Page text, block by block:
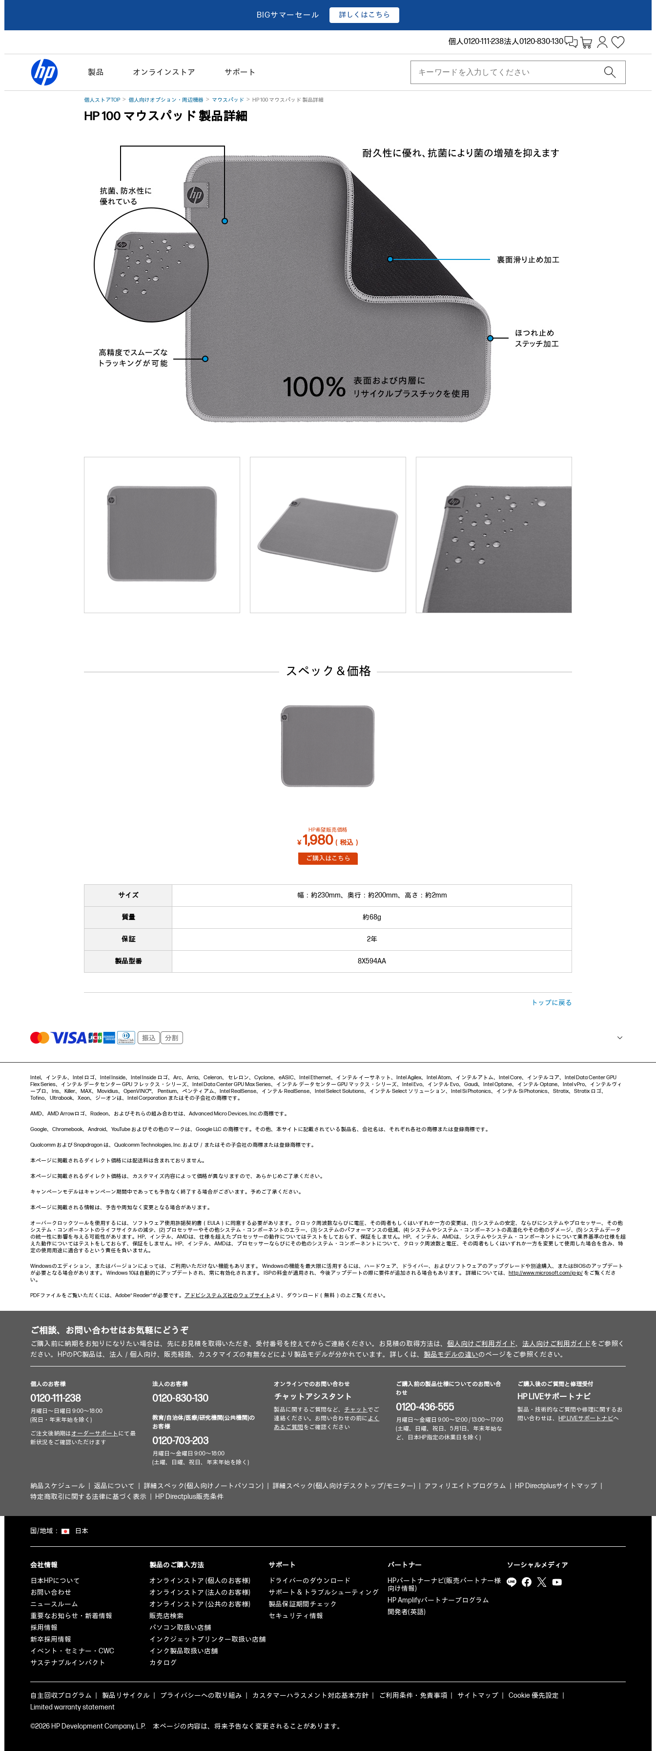
BIGサマーセール 詳しくはこちら
個人0120-111-238法人0120-830-130
製品 オンラインストア サポート
個人ストアTOP 個人向けオプション・周辺機器 マウスパッド HP 100 マウスパッド 製品詳細
HP 100 マウスパッド 製品詳細
スペック＆価格
HP希望販売価格
￥1,980（税込）
ご購入はこちら
サイズ 幅：約230mm、奥行：約200mm、高さ：約2mm
質量 約68g
保証 2年
製品型番 8X594AA
トップに戻る
Intel、インテル、Intel ロゴ、Intel Inside、Intel Inside ロゴ、Arc、Arria、Celeron、セレロン、Cyclone、eASIC、Intel Ethernet、インテル イーサネット、Intel Agilex、Intel Atom、インテルアトム、Intel Core、インテルコア、Intel Data Center GPU
Flex Series、インテル データセンター GPU フレックス・シリーズ、Intel Data Center GPU Max Series、インテル データセンター GPU マックス・シリーズ、Intel Evo、インテル Evo、Gaudi、Intel Optane、インテル Optane、Intel vPro、インテルヴィ
ープロ、Iris、Killer、MAX、Movidius、OpenVINO™、 Pentium、ペンティアム、Intel RealSense、インテル RealSense、Intel Select Solutions、インテル Select ソリューション、Intel Si Photonics、インテル Si Photonics、Stratix、Stratix ロゴ、
Tofino、Ultrabook、Xeon、ジーオンは、Intel Corporation またはその子会社の商標です。
AMD、AMD Arrowロゴ、Radeon、およびそれらの組み合わせは、Advanced Micro Devices, Inc.の商標です。
Google、Chromebook、Android、YouTube およびその他のマークは、Google LLC の商標です。その他、本サイトに記載されている製品名、会社名は、それぞれ各社の商標または登録商標です。
Qualcomm および Snapdragon は、Qualcomm Technologies, Inc. および／またはその子会社の商標または登録商標です。
本ページに掲載されるダイレクト価格には配送料は含まれておりません。
本ページに掲載されるダイレクト価格は、カスタマイズ内容によって価格が異なりますので、あらかじめご了承ください。
キャンペーンモデルはキャンペーン期間中であっても予告なく終了する場合がございます。予めご了承ください。
本ページに掲載される情報は、予告や周知なく変更となる場合があります。
オーバークロックツールを使用するには、ソフトウェア使用許諾契約書（EULA）に同意する必要があります。クロック周波数ならびに電圧、その両者もしくはいずれか一方の変更は、(1) システムの安定、ならびにシステムやプロセッサー、その他
システム・コンポーネントのライフサイクルの減少、(2) プロセッサーやその他システム・コンポーネントのエラー、(3) システムのパフォーマンスの低減、(4) システムやシステム・コンポーネントの高温化やその他のダメージ、(5) システムデータ
の統一性に影響を与える可能性があります。HP、インテル、AMDは、仕様を超えたプロセッサーの動作についてはテストをしておらず、保証をしません。HP、インテル、AMDは、システムやシステム・コンポーネントについて業界基準の仕様を超
えた動作についてはテストをしておらず、保証をしません。HP、インテル、AMDは、プロセッサーならびにその他のシステム・コンポーネントについて、クロック周波数と電圧、その両者もしくはいずれか一方を変更して使用した場合を含み、特
定の使用用途に適合するという責任を負いません。
Windowsのエディション、またはバージョンによっては、ご利用いただけない機能もあります。 Windowsの機能を最大限に活用するには、ハードウェア、ドライバー、およびソフトウェアのアップグレードや別途購入、またはBIOSのアップデート
が必要となる場合があります。 Windows 10は自動的にアップデートされ、常に有効化されます。 ISPの料金が適用され、今後アップデートの際に要件が追加される場合もあります。 詳細については、 http://www.microsoft.com/ja-jp/ をご覧くださ
い。
PDFファイルをご覧いただくには、Adobe® Reader®が必要です。 アドビシステムズ社のウェブサイト より、ダウンロード（無料）の上ご覧ください。
ご相談、お問い合わせはお気軽にどうぞ
ご購入前に納期をお知りになりたい場合は、先にお見積を取得いただき、受付番号を控えてからご連絡ください。お見積の取得方法は、 個人向けご利用ガイド、 法人向けご利用ガイドをご参照く
ださい。HPのPC製品は、法人／個人向け、販売経路、カスタマイズの有無などにより製品モデルが分かれています。詳しくは、 製品モデルの違いのページをご参照ください。
個人のお客様
0120-111-238
月曜日～日曜日 9:00～18:00
(祝日・年末年始を除く)
ご注文後納期はオーダーサポート にて最
新状況をご確認いただけます
法人のお客様
0120-830-130
教育/自治体/医療/研究機関(公共機関)の
お客様
0120-703-203
月曜日～金曜日 9:00～18:00
(土曜、日曜、祝日、年末年始を除く)
オンラインでのお問い合わせ
チャットアシスタント
製品に関するご質問など、 チャット でご
連絡ください。お問い合わせの前に よく
あるご質問 をご確認ください
ご購入前の製品仕様についてのお問い合
わせ
0120-436-555
月曜日～金曜日 9:00～12:00 / 13:00～17:00
(土曜、日曜、祝日、5月1日、年末年始な
ど、日本HP指定の休業日を除く)
ご購入後のご質問と修理受付
HP LIVEサポートナビ
製品・技術的なご質問や修理に関するお
問い合わせは、HP LIVEサポートナビへ
納品スケジュール 返品について 詳細スペック(個人向けノートパソコン) 詳細スペック(個人向けデスクトップ/モニター) アフィリエイトプログラム
HP Directplusサイトマップ
特定商取引に関する法律に基づく表示
HP Directplus販売条件
国/地域： 日本
会社情報
日本HPについて
お問い合わせ
ニュースルーム
重要なお知らせ・新着情報
採用情報
新卒採用情報
イベント・セミナー・CWC
サステナブルインパクト
製品のご購入方法
オンラインストア (個人のお客様)
オンラインストア (法人のお客様)
オンラインストア (公共のお客様)
販売店検索
パソコン取扱い店舗
インクジェットプリンター取扱い店舗
インク製品取扱い店舗
カタログ
サポート
ドライバーのダウンロード
サポート & トラブルシューティング
製品保証期間チェック
セキュリティ情報
パートナー
HPパートナーナビ(販売パートナー様
向け情報)
HP Amplifyパートナープログラム
開発者(英語)
ソーシャルメディア
自主回収プログラム 製品リサイクル プライバシーへの取り組み カスタマーハラスメント対応基本方針 ご利用条件・免責事項 サイトマップ
Cookie 優先設定
Limited warranty statement
©2026 HP Development Company, L.P. 本ページの内容は、将来予告なく変更されることがあります。